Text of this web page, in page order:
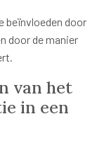
beïnvloeden door
door de manier
van het
in een